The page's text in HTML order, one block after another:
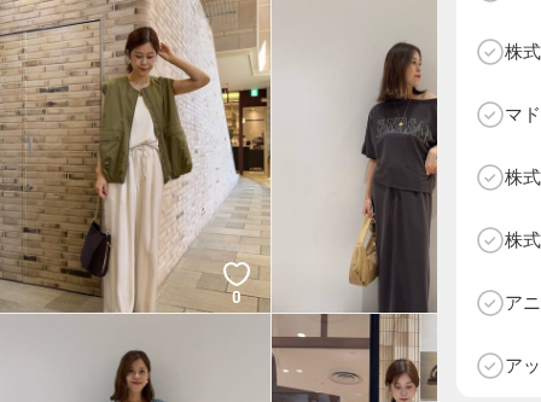
株
マ
株
株
ア
ア
0 0